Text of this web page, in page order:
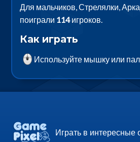
Для мальчиков, Стрелялки,
поиграли 114игроков.
Как играть
Используйте мышку или
Играть в интересные